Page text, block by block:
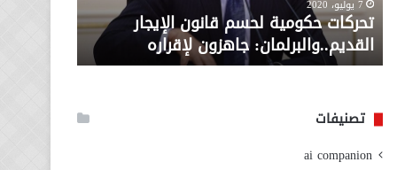
لإقراره
7 يوليو، 2020
تحركات حكومية لحسم قانون الإيجار
القديم..والبرلمان: جاهزون لإقراره
من
وزارة
الاجتماعي
تصنيفات
ai companion